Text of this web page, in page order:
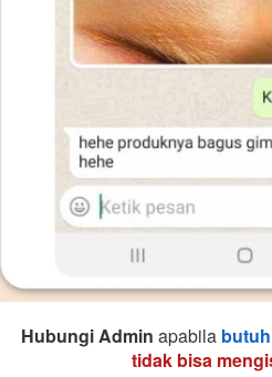
Hubungi Admin apabila
tidak bisa